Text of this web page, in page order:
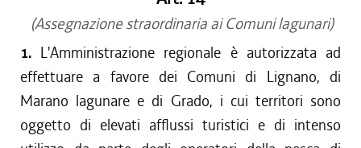
(Assegnazione straordinaria ai Comuni lagunari)
1. L'Amministrazione regionale è autorizzata ad
effettuare a favore dei Comuni di Lignano, di
Marano lagunare e di Grado, i cui territori sono
oggetto di elevati afflussi turistici e di intenso